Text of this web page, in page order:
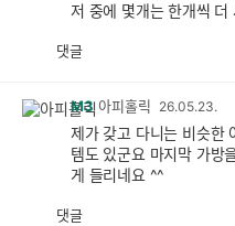
저 중에 몇개는 한개씩
댓글
M3 아피홀릭 26.05.23.
제가 갖고 다니는 비슷한
템도 있군요 마지막 가방
게 들리네요 ^^
댓글